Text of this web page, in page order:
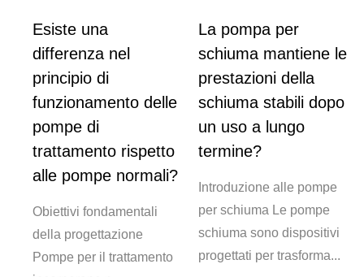
Esiste una
differenza nel
principio di
funzionamento delle
pompe di
trattamento rispetto
alle pompe normali?
Obiettivi fondamentali
della progettazione
Pompe per il trattamento
La pompa per
schiuma mantiene le
prestazioni della
schiuma stabili dopo
un uso a lungo
termine?
Introduzione alle pompe
per schiuma Le pompe
schiuma sono dispositivi
progettati per trasforma...